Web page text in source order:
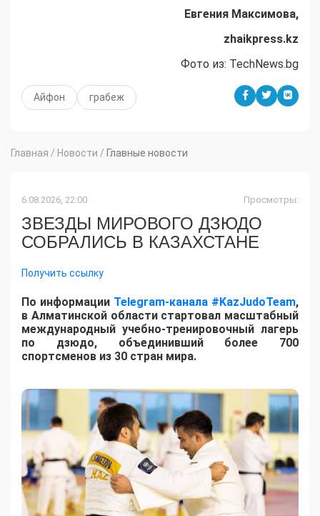
Евгения Максимова,
zhaikpress.kz
Фото из: TechNews.bg
Айфон грабеж
Главная / Новости / Главные новости
6.08.2026, 22:00 Просмотры:
ЗВЕЗДЫ МИРОВОГО ДЗЮДО
СОБРАЛИСЬ В КАЗАХСТАНЕ
Получить ссылку
По информации Telegram-канала #KazJudoTeam,
в Алматинской области стартовал масштабный
международный учебно-тренировочный лагерь
по дзюдо, объединивший более 700
спортсменов из 30 стран мира.